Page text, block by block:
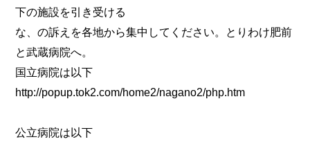
下の施設を引き受ける
な、の訴えを各地から集中してください。とりわけ肥前
と武蔵病院へ。
国立病院は以下
http://popup.tok2.com/home2/nagano2/php.htm
公立病院は以下